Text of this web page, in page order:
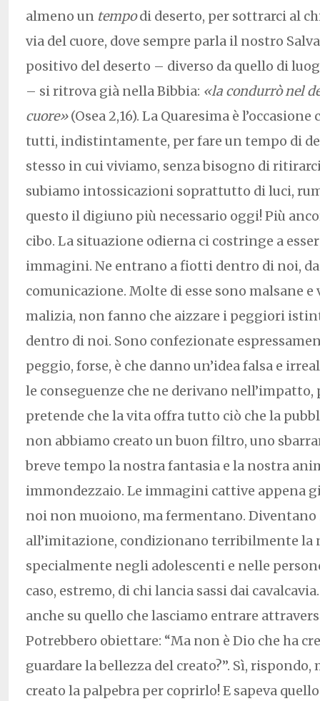
almeno un tempodi deserto, per sottrarci al
via del cuore, dove sempre parla il nostro
positivo del deserto – diverso da quello di
– si ritrova già nella Bibbia: «la condurrò nel
cuore»(Osea 2,16). La Quaresima è
tutti, indistintamente, per fare un tempo di
stesso in cui viviamo, senza bisogno di
subiamo intossicazioni soprattutto di luci,
questo il digiuno più necessario oggi! Più
cibo. La situazione odierna ci costringe a
immagini. Ne entrano a fiotti dentro di noi,
comunicazione. Molte di esse sono malsane
malizia, non fanno che aizzare i peggiori
dentro di noi. Sono confezionate
peggio, forse, è che danno un’idea falsa e
le conseguenze che ne derivano nell’impatto,
pretende che la vita offra tutto ciò che la
non abbiamo creato un buon filtro, uno
breve tempo la nostra fantasia e la nostra
immondezzaio. Le immagini cattive appena
noi non muoiono, ma fermentano.
all’imitazione, condizionano terribilmente la
specialmente negli adolescenti e nelle
caso, estremo, di chi lancia sassi dai
anche su quello che lasciamo entrare
Potrebbero obiettare: “Ma non è Dio che ha
guardare la bellezza del creato?”. Sì, rispondo,
creato la palpebra per coprirlo! E sapeva